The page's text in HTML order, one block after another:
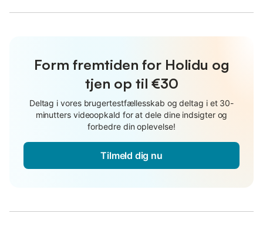
Form fremtiden for Holidu og
tjen op til €30
Deltag i vores brugertestfællesskab og deltag i et 30-
minutters videoopkald for at dele dine indsigter og
forbedre din oplevelse!
Tilmeld dig nu